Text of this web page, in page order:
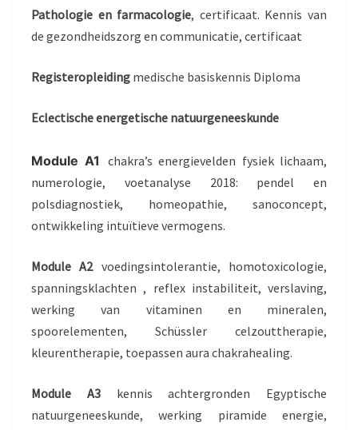
Pathologie en farmacologie, certificaat. Kennis van
de gezondheidszorg en communicatie, certificaat
Registeropleiding medische basiskennis Diploma
Eclectische energetische natuurgeneeskunde
Module A1 chakra’s energievelden fysiek lichaam,
numerologie, voetanalyse 2018: pendel en
polsdiagnostiek, homeopathie, sanoconcept,
ontwikkeling intuïtieve vermogens.
Module A2 voedingsintolerantie, homotoxicologie,
spanningsklachten , reflex instabiliteit, verslaving,
werking van vitaminen en mineralen,
spoorelementen, Schüssler celzouttherapie,
kleurentherapie, toepassen aura chakrahealing.
Module A3kennis achtergronden Egyptische
natuurgeneeskunde, werking piramide energie,